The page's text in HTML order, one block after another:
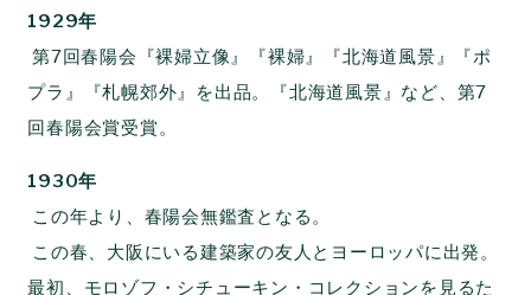
1929年
第7回春陽会『裸婦立像』『裸婦』『北海道風景』『ポ
プラ』『札幌郊外』を出品。『北海道風景』など、第7
回春陽会賞受賞。
1930年
この年より、春陽会無鑑査となる。
この春、大阪にいる建築家の友人とヨーロッパに出発。
最初、モロゾフ・シチューキン・コレクションを見るた